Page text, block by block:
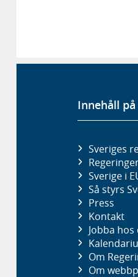
Innehåll
Sveriges
Sverige i
Så styrs
Press
Kontakt
Jobba hos
Om
Om